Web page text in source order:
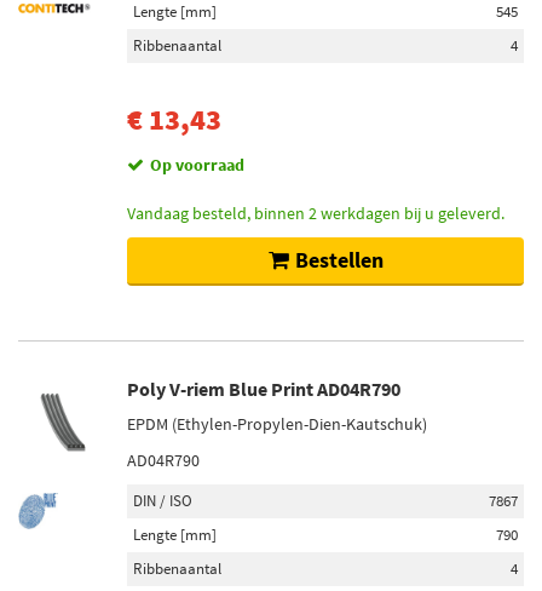
Lengte [mm]
545
Ribbenaantal
4
€ 13,43
Op voorraad
Vandaag besteld, binnen 2 werkdagen bij u geleverd.
Bestellen
Poly V-riem Blue Print AD04R790
EPDM (Ethylen-Propylen-Dien-Kautschuk)
AD04R790
DIN / ISO
7867
Lengte [mm]
790
Ribbenaantal
4